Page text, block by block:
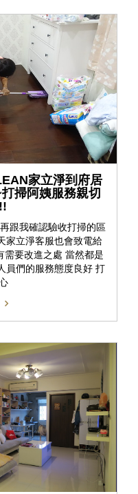
家立淨到府居
掃阿姨服務親切
跟我確認驗收打掃的區
家立淨客服也會致電給
需要改進之處 當然都是
員們的服務態度良好 打